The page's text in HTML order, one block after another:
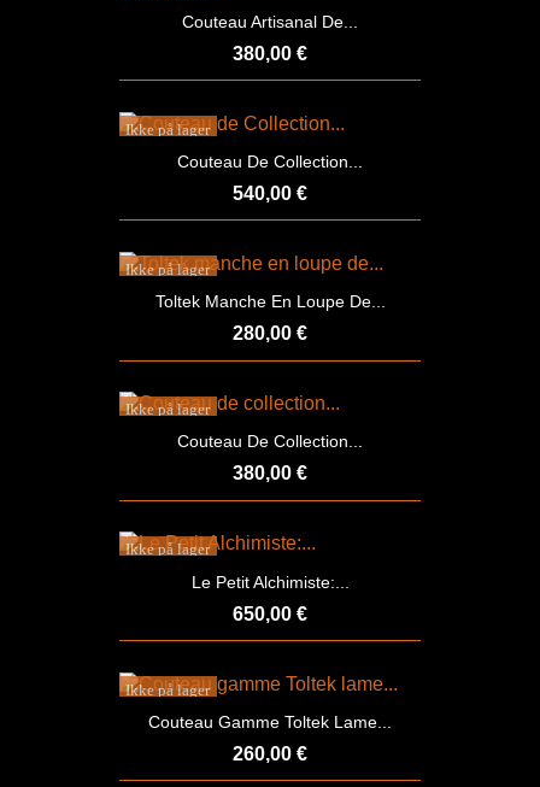
Couteau Artisanal De...
380,00 €
Couteau De Collection...
540,00 €
Ikke på lager
Toltek Manche En Loupe De...
280,00 €
Ikke på lager
Couteau De Collection...
380,00 €
Ikke på lager
Le Petit Alchimiste:...
650,00 €
Ikke på lager
Couteau Gamme Toltek Lame...
260,00 €
Ikke på lager